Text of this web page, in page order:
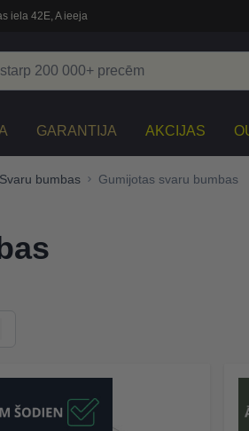
iela 42E, A ieeja
GARANTIJA AKCIJAS
Svaru bumbas Gumijotas svaru bumbas